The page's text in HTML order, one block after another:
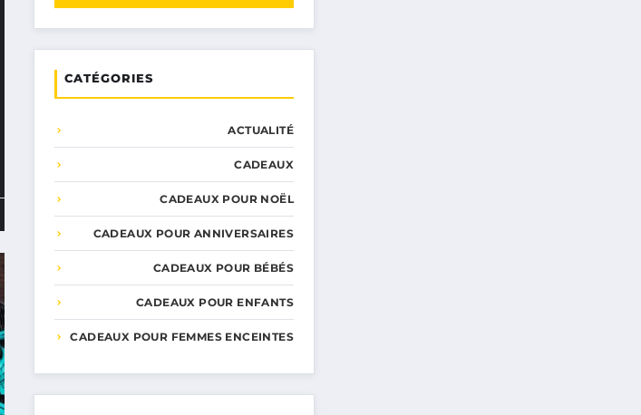
CATÉGORIES
ACTUALITÉ
CADEAUX
CADEAUX POUR NOËL
CADEAUX POUR ANNIVERSAIRES
CADEAUX POUR BÉBÉS
CADEAUX POUR ENFANTS
CADEAUX POUR FEMMES ENCEINTES